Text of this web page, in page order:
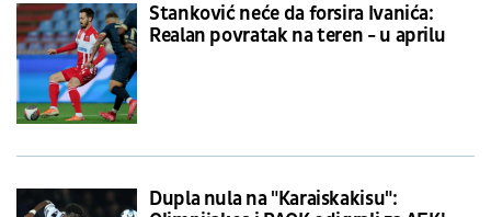
Stanković neće da forsira Ivanića:
Realan povratak na teren - u aprilu
Dupla nula na "Karaiskakisu":